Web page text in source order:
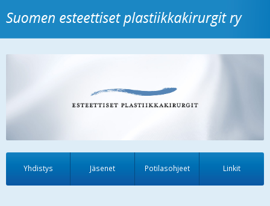
Yhdistys Jäsenet Potilasohjeet Linkit